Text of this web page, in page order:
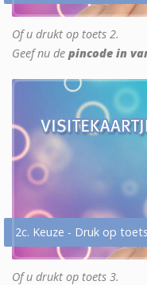
Of u drukt op toets 2.
Geef nu de pincode in
2c. Keuze - Druk op
Of u drukt op toets 3.